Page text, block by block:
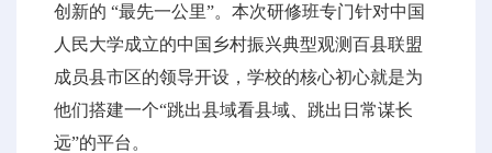
创新的 “最先一公里”。本次研修班专门针对中国
人民大学成立的中国乡村振兴典型观测百县联盟
成员县市区的领导开设，学校的核心初心就是为
他们搭建一个“跳出县域看县域、跳出日常谋长
远”的平台。